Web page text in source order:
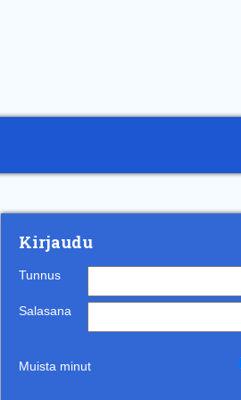
Kirjaudu
Tunnus
Salasana
Muista minut